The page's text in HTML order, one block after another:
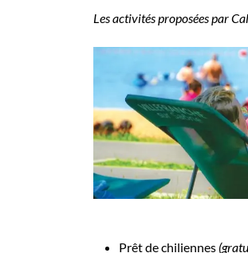
Les activités proposées par
Prêt de chiliennes